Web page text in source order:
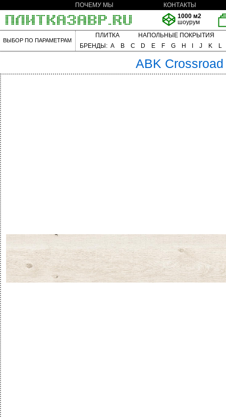
ПОЧЕМУ МЫ
КОНТАКТЫ
1000 м2
шоурум
ВЫБОР ПО ПАРАМЕТРАМ
ПЛИТКА
НАПОЛЬНЫЕ ПОКРЫТИЯ
БРЕНДЫ: A B C D E F G H J K L
ABK